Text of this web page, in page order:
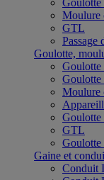
Goulotte
Moulure
GTL
Passage
Goulotte,
Goulotte
Goulotte
Moulure
Goulotte
GTL
Goulotte
Gaine et
Conduit